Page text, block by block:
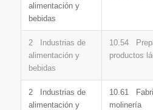
alimentación y
bebidas
2 Industrias de
alimentación y
bebidas
10.54
productos
2 Industrias de
alimentación y
10.61
molinería